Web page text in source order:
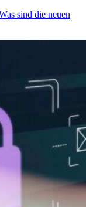
sind die neuen